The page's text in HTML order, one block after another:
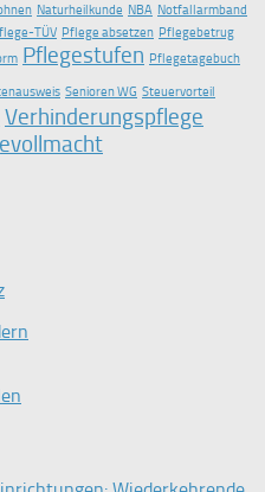
Naturheilkunde NBA Notfallarmband
TÜV Pflege absetzen Pflegebetrug
Pflegestufen Pflegetagebuch
Senioren WG Steuervorteil
Verhinderungspflege